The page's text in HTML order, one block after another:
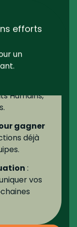
Humains,
gagner
déjà
:
vos